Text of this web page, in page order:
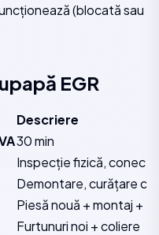
(blocată sau
EGR
Descriere
30 min
Inspecție fizică,
Demontare, curățare
Piesă nouă + montaj +
Furtunuri noi + coliere